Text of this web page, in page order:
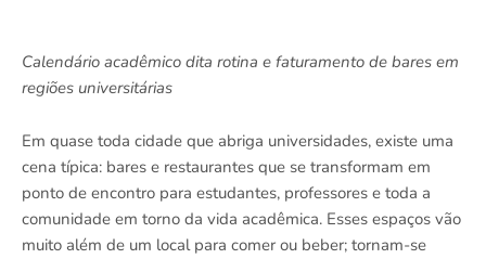
Calendário acadêmico dita rotina e faturamento de bares em
regiões universitárias
Em quase toda cidade que abriga universidades, existe uma
cena típica: bares e restaurantes que se transformam em
ponto de encontro para estudantes, professores e toda a
comunidade em torno da vida acadêmica. Esses espaços vão
muito além de um local para comer ou beber; tornam-se